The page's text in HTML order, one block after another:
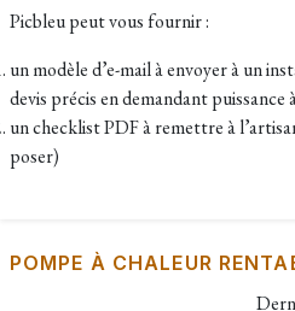
Picbleu peut vous fournir :
un modèle d’e-mail à envoyer à un
devis précis en demandant
un checklist PDF à remettre à
poser)
POMPE À CHALEUR